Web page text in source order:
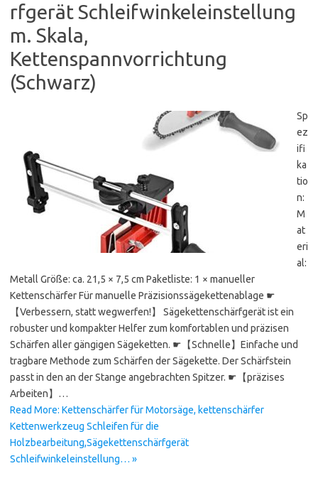
rfgerät Schleifwinkeleinstellung
m. Skala,
Kettenspannvorrichtung
(Schwarz)
Sp
ez
ifi
ka
tio
n:
M
at
eri
al:
Metall Größe: ca. 21,5 × 7,5 cm Paketliste: 1 × manueller
Kettenschärfer Für manuelle Präzisionssägekettenablage ☛
【Verbessern, statt wegwerfen!】 Sägekettenschärfgerät ist ein
robuster und kompakter Helfer zum komfortablen und präzisen
Schärfen aller gängigen Sägeketten. ☛【Schnelle】Einfache und
tragbare Methode zum Schärfen der Sägekette. Der Schärfstein
passt in den an der Stange angebrachten Spitzer. ☛【präzises
Arbeiten】…
Read More: Kettenschärfer für Motorsäge, kettenschärfer
Kettenwerkzeug Schleifen für die
Holzbearbeitung,Sägekettenschärfgerät
Schleifwinkeleinstellung… »